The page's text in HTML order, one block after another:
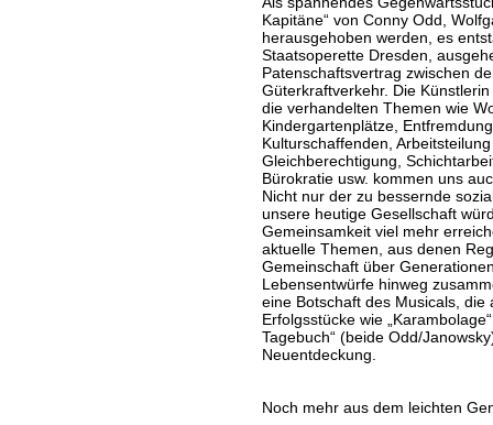
Kapitäne“ von Conny Odd,
herausgehoben werden, es
Staatsoperette Dresden,
Patenschaftsvertrag zwischen
Güterkraftverkehr. Die
die verhandelten Themen wie
Kindergartenplätze,
Kulturschaffenden,
Gleichberechtigung,
Bürokratie usw. kommen uns
Nicht nur der zu bessernde
unsere heutige Gesellschaft
Gemeinsamkeit viel mehr
aktuelle Themen, aus denen
Gemeinschaft über
Lebensentwürfe hinweg
eine Botschaft des Musicals, die
Erfolgsstücke wie
Tagebuch“ (beide Odd/
Neuentdeckung.
Noch mehr aus dem leichten